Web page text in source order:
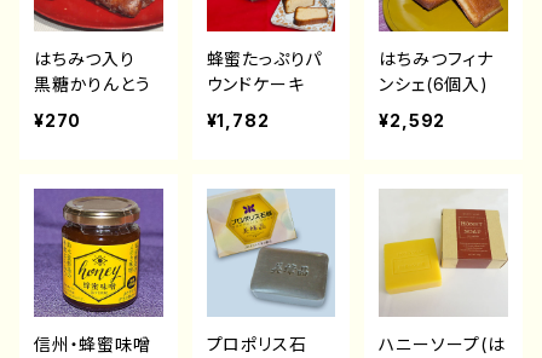
はちみつ入り
黒糖かりんとう
¥270
蜂蜜たっぷりパ
ウンドケーキ
¥1,782
はちみつフィナ
ンシェ(6個入)
¥2,592
信州・蜂蜜味噌
プロポリス石
ハニーソープ(は